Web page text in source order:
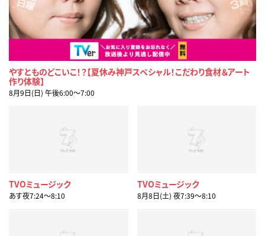
やすとものどこいこ！？【夏休み神戸スペシャル！こだわり食材＆アート
作り体験】
8月9日(日) 午後6:00〜7:00
TVOミュージック
あす夜7:24〜8:10
TVOミュージック
8月8日(土) 夜7:39〜8:10